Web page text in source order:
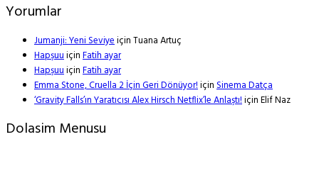
Yorumlar
Jumanji: Yeni SeviyeiçinTuana Artuç
HapşuuiçinFatih ayar
HapşuuiçinFatih ayar
Emma Stone, Cruella 2 İçin Geri Dönüyor!içinSinema Datça
‘Gravity Falls’ın Yaratıcısı Alex Hirsch Netflix’le Anlaştı!içinElif Naz
Dolasim Menusu